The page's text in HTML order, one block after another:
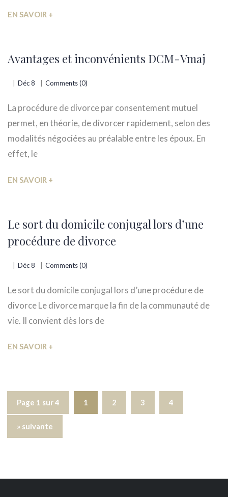
EN SAVOIR +
Avantages et inconvénients DCM-Vmaj
Déc 8 Comments (0)
La procédure de divorce par consentement mutuel
permet, en théorie, de divorcer rapidement, selon des
modalités négociées au préalable entre les époux. En
effet, le
EN SAVOIR +
Le sort du domicile conjugal lors d’une
procédure de divorce
Déc 8 Comments (0)
Le sort du domicile conjugal lors d’une procédure de
divorce Le divorce marque la fin de la communauté de
vie. Il convient dès lors de
EN SAVOIR +
Page 1 sur 4 1 2 3 4
» suivante